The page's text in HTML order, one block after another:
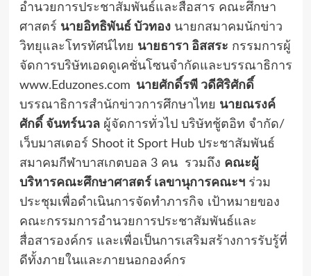
อำนวยการประชาสัมพันธ์และสื่อสาร คณะศึกษา
ศาสตร์ นายอิทธิพันธ์ บัวทองนายกสมาคมนักข่าว
วิทยุและโทรทัศน์ไทย นายธารา อิสสระ กรรมการผู้
จัดการบริษัทเอดดูเคชั่นโซนจำกัดและบรรณาธิการ
www.Eduzones.com นายศักดิ์รพี วดีศิริศักดิ์
บรรณาธิการสำนักข่าวการศึกษาไทย นายณรงค์
ศักดิ์ จันทร์นวลผู้จัดการทั่วไป บริษัทชู้ตอิท จำกัด/
เว็บมาสเตอร์ Shoot it Sport Hub ประชาสัมพันธ์
สมาคมกีฬาบาสเกตบอล 3 คน รวมถึง คณะผู้
บริหารคณะศึกษาศาสตร์ เลขานุการคณะฯร่วม
ประชุมเพื่อดำเนินการจัดทำภารกิจ เป้าหมายของ
คณะกรรมการอำนวยการประชาสัมพันธ์และ
สื่อสารองค์กร และเพื่อเป็นการเสริมสร้างการรับรู้ที่
ดีทั้งภายในและภายนอกองค์กร